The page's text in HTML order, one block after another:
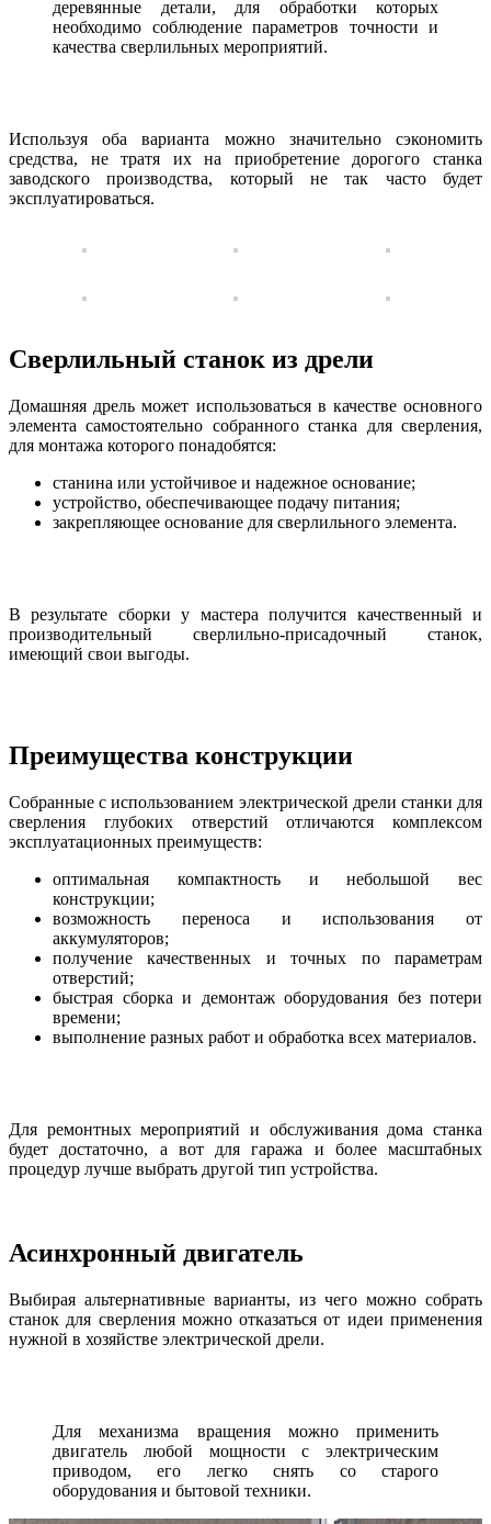
деревянные детали, для обработки которых
необходимо соблюдение параметров точности и
качества сверлильных мероприятий.
Используя оба варианта можно значительно сэкономить
средства, не тратя их на приобретение дорогого станка
заводского производства, который не так часто будет
эксплуатироваться.
Сверлильный станок из дрели
Домашняя дрель может использоваться в качестве основного
элемента самостоятельно собранного станка для сверления,
для монтажа которого понадобятся:
станина или устойчивое и надежное основание;
устройство, обеспечивающее подачу питания;
закрепляющее основание для сверлильного элемента.
В результате сборки у мастера получится качественный и
производительный сверлильно-присадочный станок,
имеющий свои выгоды.
Преимущества конструкции
Собранные с использованием электрической дрели станки для
сверления глубоких отверстий отличаются комплексом
эксплуатационных преимуществ:
оптимальная компактность и небольшой вес
конструкции;
возможность переноса и использования от
аккумуляторов;
получение качественных и точных по параметрам
отверстий;
быстрая сборка и демонтаж оборудования без потери
времени;
выполнение разных работ и обработка всех материалов.
Для ремонтных мероприятий и обслуживания дома станка
будет достаточно, а вот для гаража и более масштабных
процедур лучше выбрать другой тип устройства.
Асинхронный двигатель
Выбирая альтернативные варианты, из чего можно собрать
станок для сверления можно отказаться от идеи применения
нужной в хозяйстве электрической дрели.
Для механизма вращения можно применить
двигатель любой мощности с электрическим
приводом, его легко снять со старого
оборудования и бытовой техники.